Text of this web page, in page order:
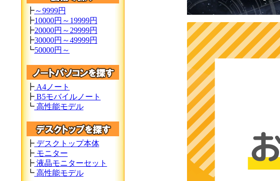
┣～9999円
┣10000円～19999円
┣20000円～29999円
┣30000円～49999円
┗50000円～
┣A4ノート
┣B5モバイルノート
┗高性能モデル
┣デスクトップ本体
┣モニター
┣液晶モニターセット
┗高性能モデル